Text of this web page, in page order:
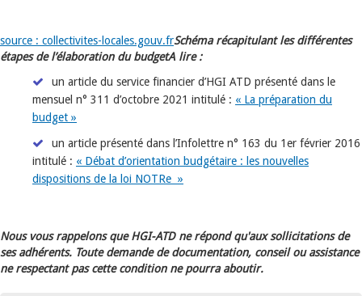
source : collectivites-locales.gouv.frSchéma récapitulant les différentes
étapes de l’élaboration du budgetA lire :
un article du service financier d’HGI ATD présenté dans le
mensuel n° 311 d’octobre 2021 intitulé : « La préparation du
budget »
un article présenté dans l’Infolettre n° 163 du 1er février 2016
intitulé : « Débat d’orientation budgétaire : les nouvelles
dispositions de la loi NOTRe »
Nous vous rappelons que HGI-ATD ne répond qu'aux sollicitations de
ses adhérents. Toute demande de documentation, conseil ou assistance
ne respectant pas cette condition ne pourra aboutir.